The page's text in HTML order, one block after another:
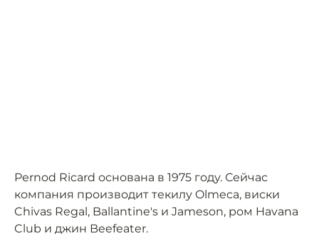
Pernod Ricard основана в 1975 году. Сейчас
компания производит текилу Olmeca, виски
Chivas Regal, Ballantine's и Jameson, ром Havana
Club и джин Beefeater.